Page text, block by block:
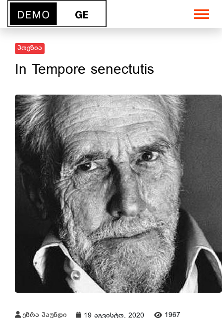
პოეზია
In Tempore senectutis
ეზრა პაუნდი 19 აგვისტო, 2020 1967